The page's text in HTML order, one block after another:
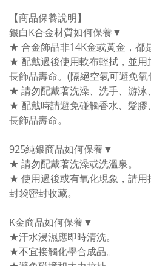
【商品保養說明】
銀白K合金材質如何保養▼
★ 合金飾品非14K金或黃金，都
★ 配戴過後使用軟布輕拭，並用
長飾品壽命。(隔絕空氣可避免氧
★ 請勿配戴著洗澡、洗手、游泳
★ 配戴時請避免碰觸香水、髮膠
長飾品壽命。
925純銀商品如何保養▼
★ 請勿配戴著洗澡或洗溫泉。
★ 使用過後或有氧化現象，請用
封袋密封收藏。
K金商品如何保養▼
★汗水浸濕應即時清洗。
★不宜接觸化學合成品。